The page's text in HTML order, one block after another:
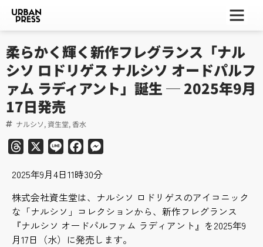
ー
ー
ー
柔らかく輝く新作フレグランス「ナル
シソ ロドリゲス ナルシソ オードパルフ
ァム ラディアント」誕生 ─ 2025年9月
17日発売
ナルシソ, 資生堂, 香水
Threads Line Facebook
2025年9月4日11時30分
株式会社資生堂は、ナルシソ ロドリゲスのアイコニック
な「ナルシソ」コレクションから、新作フレグランス
『ナルシソ オードパルファム ラディアント』を2025年9
月17日（水）に発売します。